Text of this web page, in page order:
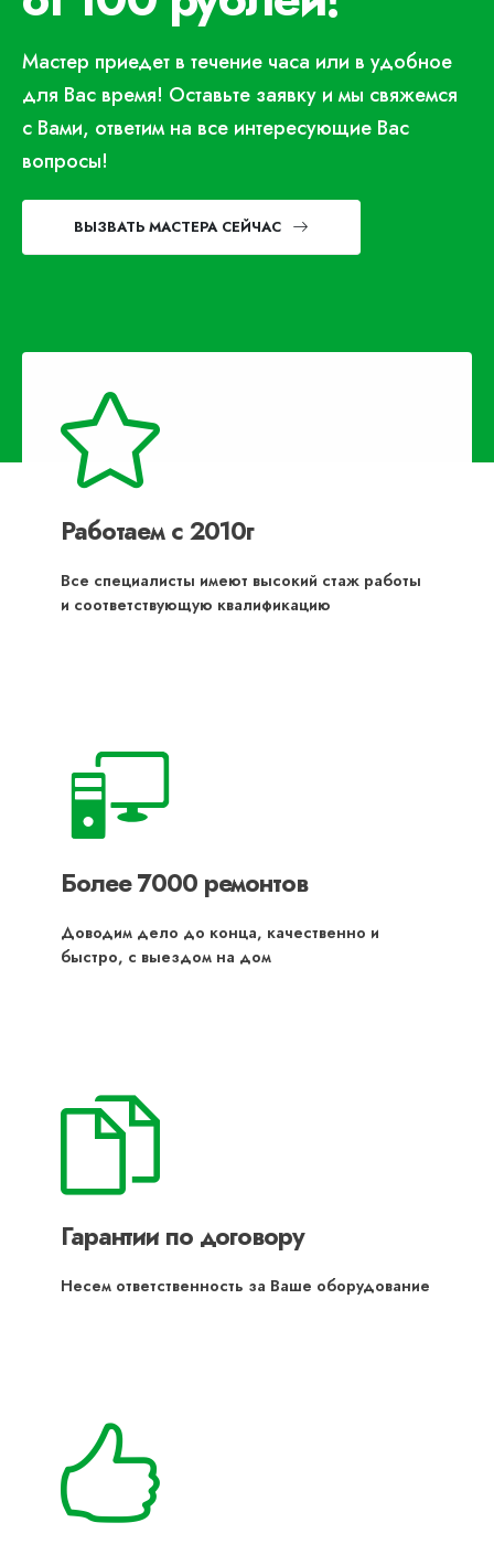
Мастер приедет в течение часа или в удобное
для Вас время! Оставьте заявку и мы свяжемся
с Вами, ответим на все интересующие Вас
вопросы!
ВЫЗВАТЬ МАСТЕРА СЕЙЧАС
Работаем с 2010г
Все специалисты имеют высокий стаж работы
и соответствующую квалификацию
Более 7000 ремонтов
Доводим дело до конца, качественно и
быстро, с выездом на дом
Гарантии по договору
Несем ответственность за Ваше оборудование